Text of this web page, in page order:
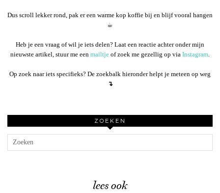
Dus scroll lekker rond, pak er een warme kop koffie bij en blijf vooral hangen
☕︎
Heb je een vraag of wil je iets delen? Laat een reactie achter onder mijn
nieuwste artikel, stuur me een mailtje of zoek me gezellig op via Instagram.
Op zoek naar iets specifieks? De zoekbalk hieronder helpt je meteen op weg
↴
ZOEKEN
lees ook